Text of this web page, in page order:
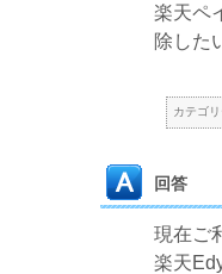
楽天ペ
除した
カテゴ
回答
現在ご
楽天